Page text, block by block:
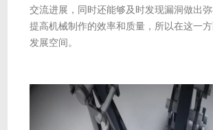
交流进展，同时还能够及时发现漏洞做出
提高机械制作的效率和质量，所以在这一
发展空间。